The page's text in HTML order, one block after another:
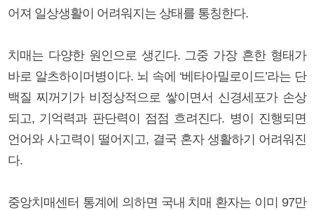
어져 일상생활이 어려워지는 상태를 통칭한다.
치매는 다양한 원인으로 생긴다. 그중 가장 흔한 형태가
바로 알츠하이머병이다. 뇌 속에 ‘베타아밀로이드’라는 단
백질 찌꺼기가 비정상적으로 쌓이면서 신경세포가 손상
되고, 기억력과 판단력이 점점 흐려진다. 병이 진행되면
언어와 사고력이 떨어지고, 결국 혼자 생활하기 어려워진
다.
중앙치매센터 통계에 의하면 국내 치매 환자는 이미 97만